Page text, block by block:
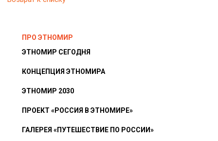
ПРО ЭТНОМИР
ЭТНОМИР СЕГОДНЯ
КОНЦЕПЦИЯ ЭТНОМИРА
ЭТНОМИР 2030
ПРОЕКТ «РОССИЯ В ЭТНОМИРЕ»
ГАЛЕРЕЯ «ПУТЕШЕСТВИЕ ПО РОССИИ»